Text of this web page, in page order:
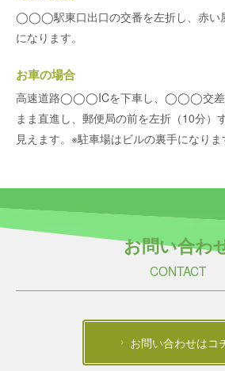
◯◯◯駅東口出口の交番を左折し、赤い
になります。
お車の場合
高速道路◯◯◯ICを下車し、◯◯◯交差
まま直進し、郵便局の前を左折（10分）
見えます。※駐車場はビルの裏手になりま
お問い合わ
CONTACT
お問い合わせはコ